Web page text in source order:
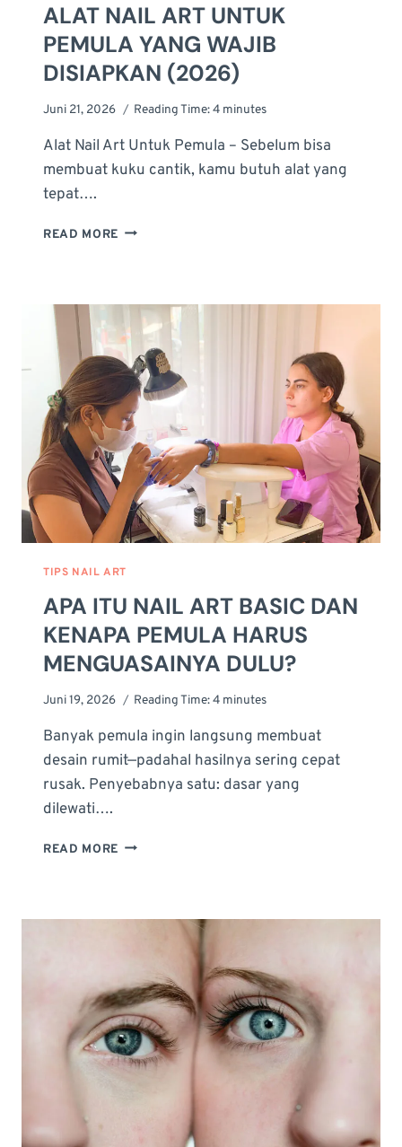
ALAT NAIL ART UNTUK
PEMULA YANG WAJIB
DISIAPKAN (2026)
Juni 21, 2026 Reading Time:4 minutes
Alat Nail Art Untuk Pemula – Sebelum bisa
membuat kuku cantik, kamu butuh alat yang
tepat….
READ MORE ALAT
PEMULA
YANG
WAJIB
DISIAPKAN
(2026)
TIPS NAIL ART
APA ITU NAIL ART BASIC DAN
KENAPA PEMULA HARUS
MENGUASAINYA DULU?
Juni 19, 2026 Reading Time:4 minutes
Banyak pemula ingin langsung membuat
desain rumit—padahal hasilnya sering cepat
rusak. Penyebabnya satu: dasar yang
dilewati….
READ MORE APA
BASIC
PEMULA
HARUS
MENGUASAINYA
DULU?